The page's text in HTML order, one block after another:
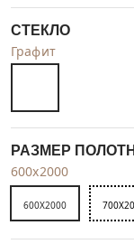
СТЕКЛО
Графит
РАЗМЕР
600x2000
600X2000